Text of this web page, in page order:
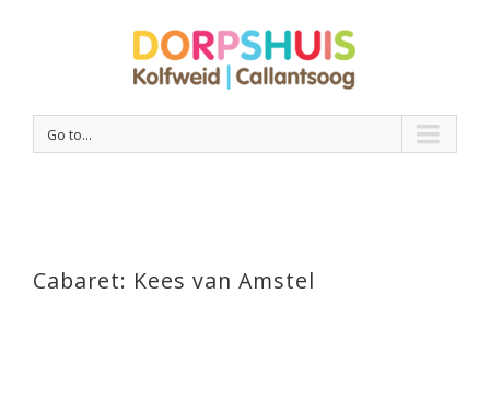
Go to...
Cabaret: Kees van Amstel